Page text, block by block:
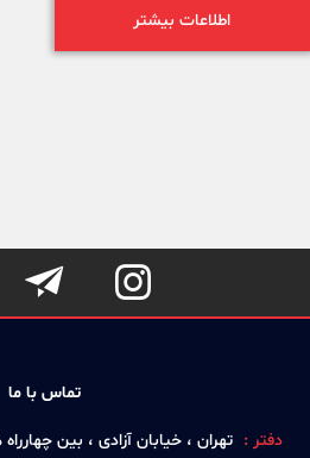
اطلاعات بیشتر


تماس با ما
دفتر : تهران ، خيابان آزادی ، بين